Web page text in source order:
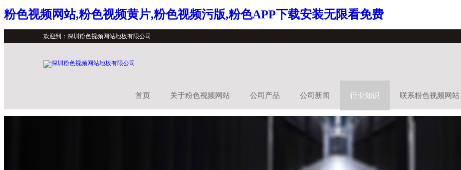
粉色视频网站,粉色视频黄片,粉色视频污版,粉色APP下载安装无限看免费
欢迎到：深圳粉色视频网站地板有限公司
首页 关于粉色视频网站 公司产品 公司新闻 行业知识 联系粉色视频网站